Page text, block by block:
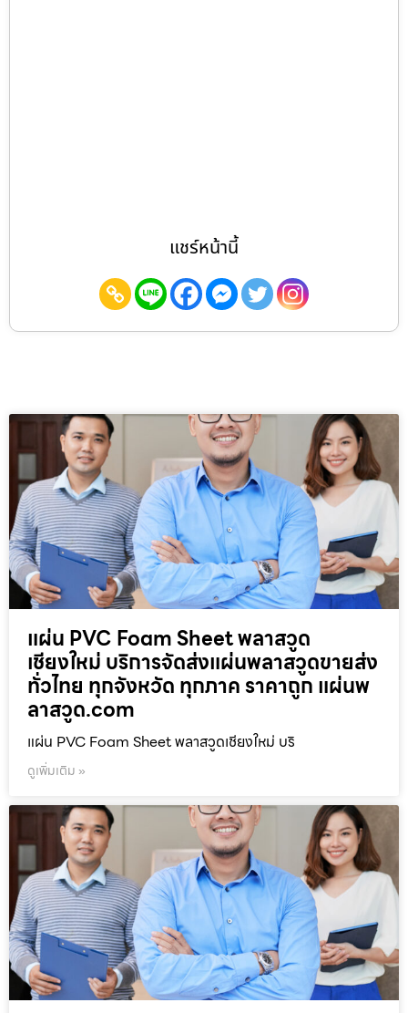
แชร์หน้านี้
แผ่น PVC Foam Sheet พลาสวูด
เชียงใหม่ บริการจัดส่งแผ่นพลาสวูดขายส่ง
ทั่วไทย ทุกจังหวัด ทุกภาค ราคาถูก แผ่นพ
ลาสวูด.com
แผ่น PVC Foam Sheet พลาสวูดเชียงใหม่ บริ
ดูเพิ่มเติม »